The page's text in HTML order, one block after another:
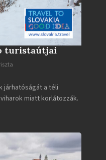
turistaútjai
járhatóságát a téli
miatt korlátozzák.